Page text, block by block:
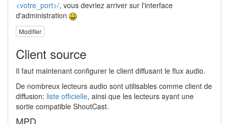
<votre_port>/, vous devriez arriver sur l'interface
d'administration
Modifier
Client source
Il faut maintenant configurer le client diffusant le flux audio.
De nombreux lecteurs audio sont utilisables comme client de
diffusion: liste officielle, ainsi que les lecteurs ayant une
sortie compatible ShoutCast.
MPD